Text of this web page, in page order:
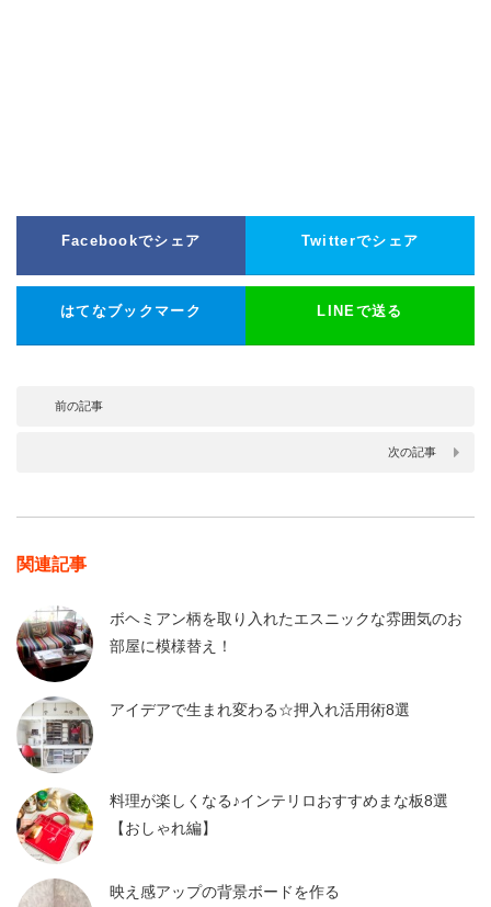
Facebookでシェア Twitterでシェア
はてなブックマーク LINEで送る
前の記事
次の記事
関連記事
ボヘミアン柄を取り入れたエスニックな雰囲気のお
部屋に模様替え！
アイデアで生まれ変わる☆押入れ活用術8選
料理が楽しくなる♪インテリロおすすめまな板8選
【おしゃれ編】
映え感アップの背景ボードを作る